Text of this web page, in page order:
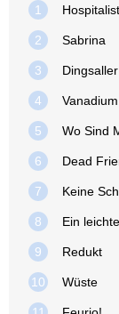
1
2 Sabrina
3 Dingsaller
4
5 Wo Sind
6 Dead
7 Keine
8 Ein
9 Redukt
10 Wüste